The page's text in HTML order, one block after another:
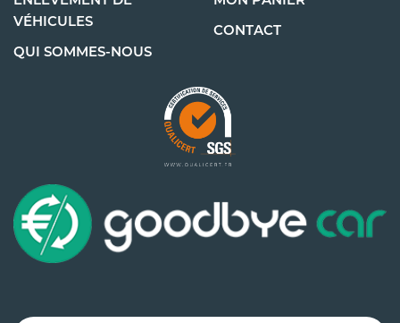
VÉHICULES
QUI SOMMES-NOUS
CONTACT